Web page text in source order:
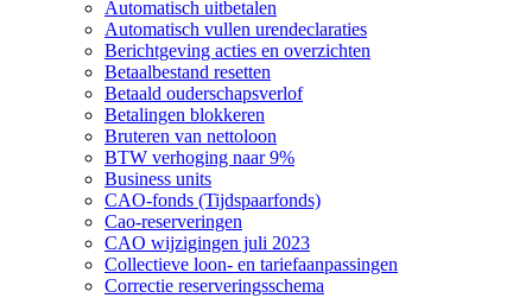
Automatisch uitbetalen
Automatisch vullen urendeclaraties
Berichtgeving acties en overzichten
Betaalbestand resetten
Betaald ouderschapsverlof
Betalingen blokkeren
Bruteren van nettoloon
BTW verhoging naar 9%
Business units
CAO-fonds (Tijdspaarfonds)
Cao-reserveringen
CAO wijzigingen juli 2023
Collectieve loon- en tariefaanpassingen
Correctie reserveringsschema